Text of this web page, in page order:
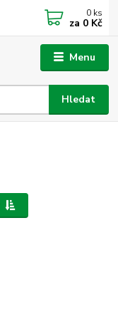
Menu
Hledat
0 ks
za 0 Kč